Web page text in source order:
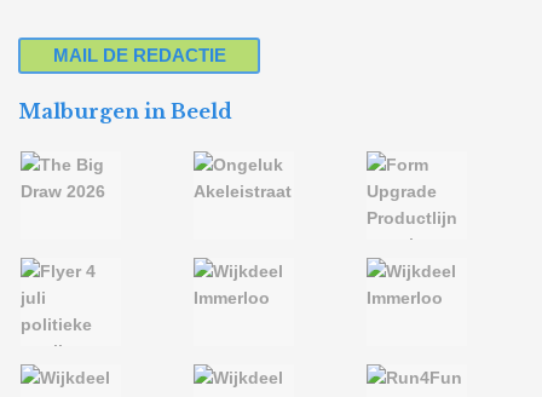
MAIL DE REDACTIE
Malburgen in Beeld